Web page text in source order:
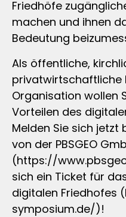
Friedhöfe
machen und ihnen
Bedeutung
Als öffentliche,
privatwirtschaftliche
Organisation wollen
Vorteilen des
Melden Sie sich jetzt
von der PBSGEO
(https://
sich ein Ticket für
digitalen
symposium.de/)!